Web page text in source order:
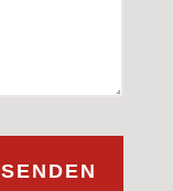
SENDEN